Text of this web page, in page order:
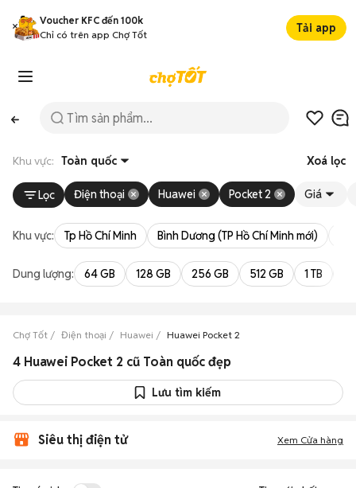
Voucher KFC đến 100k
Chỉ có trên app Chợ Tốt
Tải app
Khu vực: Toàn quốc Xoá lọc
Lọc Điện thoại Huawei Pocket 2 Giá
Khu vực: Tp Hồ Chí Minh Bình Dương (TP Hồ Chí Minh mới)
Dung lượng: 64 GB 128 GB 256 GB 512 GB 1 TB
Chợ Tốt Điện thoại Huawei Huawei Pocket 2
4 Huawei Pocket 2 cũ Toàn quốc đẹp
Lưu tìm kiếm
Siêu thị điện tử Xem Cửa hàng